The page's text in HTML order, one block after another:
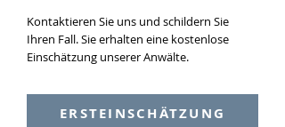
Kontaktieren Sie uns und schildern Sie
Ihren Fall. Sie erhalten eine kostenlose
Einschätzung unserer Anwälte.
ERSTEINSCHÄTZUNG